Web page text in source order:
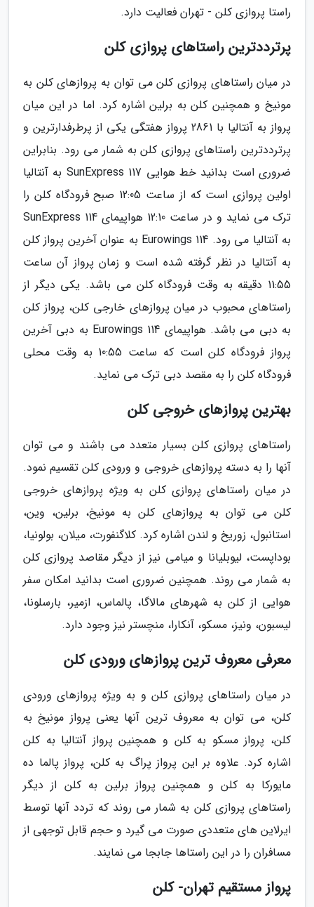
راستا پروازی کلن - تهران فعالیت دارد.
پرترددترین راستاهای پروازی کلن
در میان راستاهای پروازی کلن می توان به پروازهای کلن به
مونیخ و همچنین کلن به برلین اشاره کرد. اما در این میان
پرواز به آنتالیا با 2861 پرواز هفتگی یکی از پرطرفدارترین و
پرترددترین راستاهای پروازی کلن به شمار می رود. بنابراین
ضروری است بدانید خط هوایی SunExpress 117 به آنتالیا
اولین پروازی است که از ساعت 12:05 صبح فرودگاه کلن را
ترک می نماید و در ساعت 12:10 هواپیمای SunExpress 114
به آنتالیا می رود. Eurowings 114 به عنوان آخرین پرواز کلن
به آنتالیا در نظر گرفته شده است و زمان پرواز آن ساعت
11:55 دقیقه به وقت فرودگاه کلن می باشد. یکی دیگر از
راستاهای محبوب در میان پروازهای خارجی کلن، پرواز کلن
به دبی می باشد. هواپیمای Eurowings 114 به دبی آخرین
پرواز فرودگاه کلن است که ساعت 10:55 به وقت محلی
فرودگاه کلن را به مقصد دبی ترک می نماید.
بهترین پروازهای خروجی کلن
راستاهای پروازی کلن بسیار متعدد می باشند و می توان
آنها را به دسته پروازهای خروجی و ورودی کلن تقسیم نمود.
در میان راستاهای پروازی کلن به ویژه پروازهای خروجی
کلن می توان به پروازهای کلن به مونیخ، برلین، وین،
استانبول، زوریخ و لندن اشاره کرد. کلاگنفورت، میلان، بولونیا،
بوداپست، لیوبلیانا و میامی نیز از دیگر مقاصد پروازی کلن
به شمار می روند. همچنین ضروری است بدانید امکان سفر
هوایی از کلن به شهرهای مالاگا، پالماس، ازمیر، بارسلونا،
لیسبون، ونیز، مسکو، آنکارا، منچستر نیز وجود دارد.
معرفی معروف ترین پروازهای ورودی کلن
در میان راستاهای پروازی کلن و به ویژه پروازهای ورودی
کلن، می توان به معروف ترین آنها یعنی پرواز مونیخ به
کلن، پرواز مسکو به کلن و همچنین پرواز آنتالیا به کلن
اشاره کرد. علاوه بر این پرواز پراگ به کلن، پرواز پالما ده
مایورکا به کلن و همچنین پرواز برلین به کلن از دیگر
راستاهای پروازی کلن به شمار می روند که تردد آنها توسط
ایرلاین های متعددی صورت می گیرد و حجم قابل توجهی از
مسافران را در این راستاها جابجا می نمایند.
پرواز مستقیم تهران- کلن